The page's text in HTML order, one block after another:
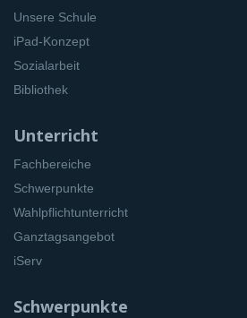
Unsere Schule
iPad-Konzept
Sozialarbeit
Bibliothek
Unterricht
Fachbereiche
Schwerpunkte
Wahlpflichtunterricht
Ganztagsangebot
iServ
Schwerpunkte